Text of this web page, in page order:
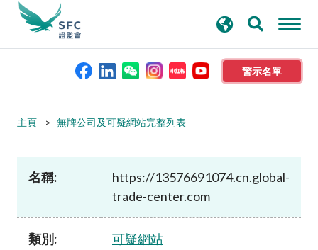
警示名單
本會簡介
資料庫
尋
主頁 無牌公司及可疑網站完整列表
名稱:
https://13576691074.cn.global-
trade-center.com
類別: 可疑網站